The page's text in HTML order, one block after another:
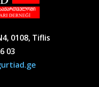
0108, Tiflis
03